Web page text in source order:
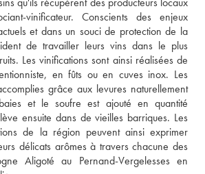
vinificateur. Conscients des enjeux
et dans un souci de protection de la
de travailler leurs vins dans le plus
Les vinifications sont ainsi réalisées de
en fûts ou en cuves inox. Les
grâce aux levures naturellement
et le soufre est ajouté en quantité
ensuite dans de vieilles barriques. Les
de la région peuvent ainsi exprimer
délicats arômes à travers chacune des
Aligoté au Pernand-Vergelesses en